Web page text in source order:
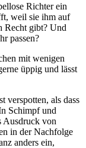
Richter ein
weil sie ihm auf
Recht gibt? Und
passen?
mit wenigen
üppig und lässt
verspotten, als dass
Schimpf und
Ausdruck von
in der Nachfolge
anders ein,